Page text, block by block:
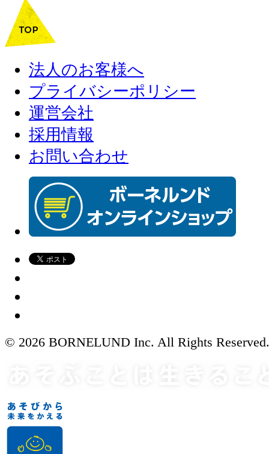
法人のお客様へ
プライバシーポリシー
運営会社
採用情報
お問い合わせ
© 2026 BORNELUND Inc. All Rights Reserved.